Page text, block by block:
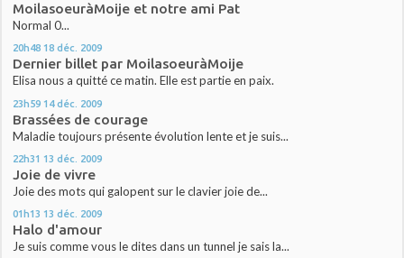
MoilasoeuràMoije et notre ami Pat
Normal 0...
20h48 18 déc. 2009
Dernier billet par MoilasoeuràMoije
Elisa nous a quitté ce matin. Elle est partie en paix.
23h59 14 déc. 2009
Brassées de courage
Maladie toujours présente évolution lente et je suis...
22h31 13 déc. 2009
Joie de vivre
Joie des mots qui galopent sur le clavier joie de...
01h13 13 déc. 2009
Halo d'amour
Je suis comme vous le dites dans un tunnel je sais la...